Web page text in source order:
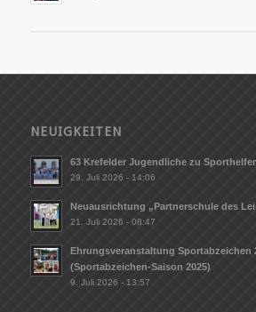
NEUIGKEITEN
63 Krefelder Jugendliche zu
29. Juli 2026 - 14:06
Neuausrichtung „Partnerschule des
21. Juli 2026 - 08:47
Ehrungsveranstaltung Sportabzeichen
(Sportabzeichen-Saison 2025)
9. Juli 2026 - 13:57